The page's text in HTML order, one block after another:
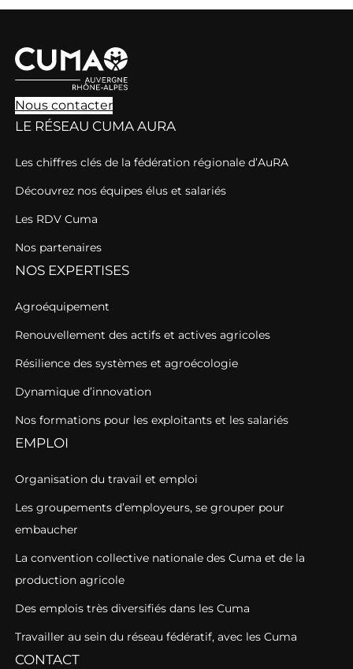
Nous contacter
LE RÉSEAU CUMA AURA
Les chiffres clés de la fédération régionale d’AuRA
Découvrez nos équipes élus et salariés
Les RDV Cuma
Nos partenaires
NOS EXPERTISES
Agroéquipement
Renouvellement des actifs et actives agricoles
Résilience des systèmes et agroécologie
Dynamique d’innovation
Nos formations pour les exploitants et les salariés
EMPLOI
Organisation du travail et emploi
Les groupements d’employeurs, se grouper pour
embaucher
La convention collective nationale des Cuma et de la
production agricole
Des emplois très diversifiés dans les Cuma
Travailler au sein du réseau fédératif, avec les Cuma
CONTACT